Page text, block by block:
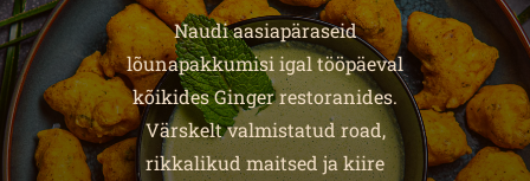
Naudi aasiapäraseid
lõunapakkumisi igal tööpäeval
kõikides Ginger restoranides.
Värskelt valmistatud road,
rikkalikud maitsed ja kiire